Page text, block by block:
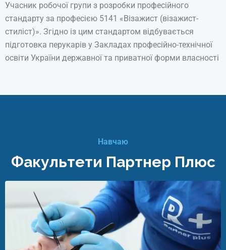
Учасник робочої групи з розробки професійного
стандарту за професією 5141 «Візажист (візажист-
стиліст)». Згідно із цим стандартом відбувається
підготовка перукарів у Закладах професійно-технічної
освіти України державної та приватної форми власності
Навчаю
Факультети Партнер Плюс